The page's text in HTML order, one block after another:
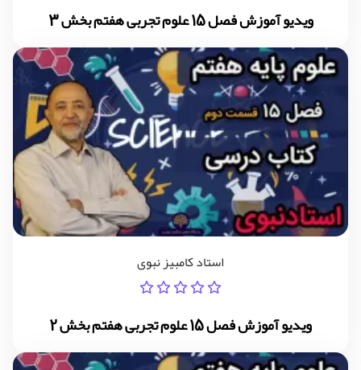
ویدیو آموزش فصل 15 علوم تجربی هفتم بخش 3
استاد کامبیز نبوی
ویدیو آموزش فصل 15 علوم تجربی هفتم بخش 2